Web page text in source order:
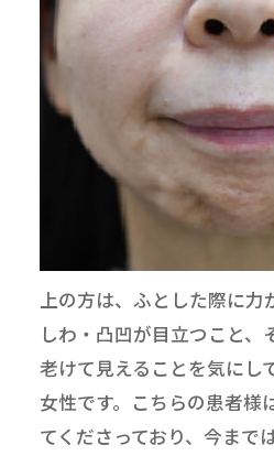
上の方は、ふとした際に力
しわ・凸凹が目立つこと、
老けて見えることを気にし
女性です。こちらの患者様
てくださっており、今まで